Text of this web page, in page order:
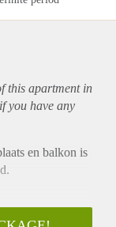
this apartmentin
you have any
en balkon is
open keuken